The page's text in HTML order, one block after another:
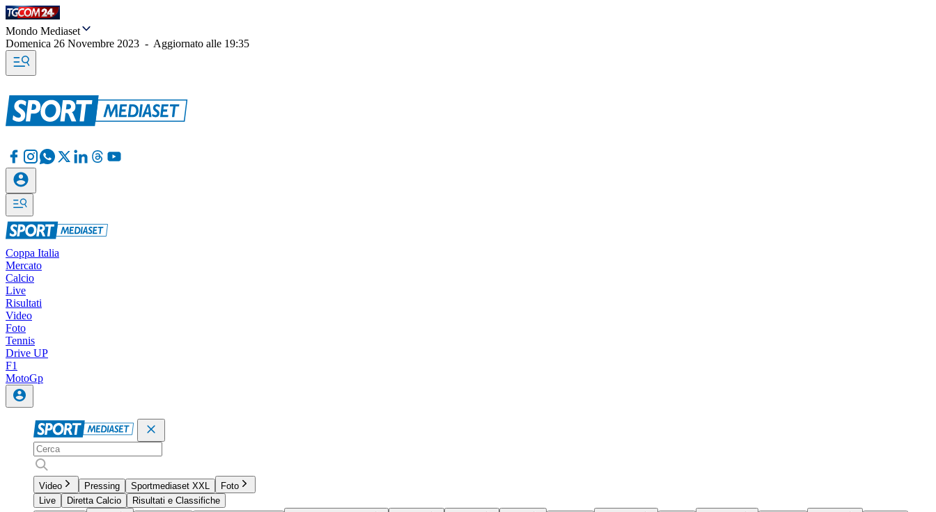
Mondo Mediaset
Domenica 26 Novembre 2023 - Aggiornato alle 19:35
Coppa Italia
Mercato
Calcio
Live
Risultati
Video
Foto
Tennis
Drive UP
F1
MotoGp
Video Pressing Sportmediaset XXL
Foto
Live
Diretta Calcio
Risultati e Classifiche